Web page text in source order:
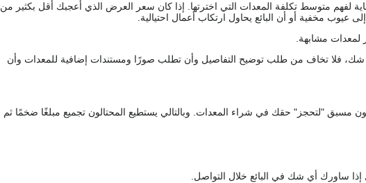
لفهم متوسط تكلفة المعدات التي اخترتها. إذا كان سعر العرض الذي أعجبك أقل بكثير من
مخفية أو أن البائع يحاول ارتكاب أعمال احتيالية.
مشابهة.
شك، فلا تخاف من طلب توضيح التفاصيل وأن تطلب صورًا ومستندات إضافية للمعدات وأن
مسبق "لتحجز" حقك في شراء المعدات. وبالتالي يستطيع المحتالون تجميع مبلغًا ضخمًا ثم
إذا ساورك أي شك في البائع خلال التواصل.